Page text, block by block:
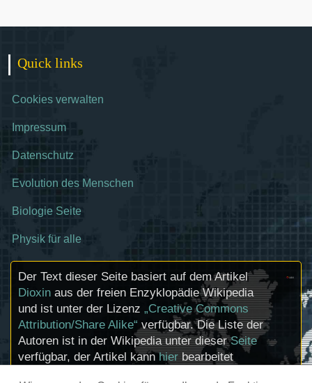
Quick links
Cookies verwalten
Impressum
Datenschutz
Evolution des Menschen
Biologie Seite
Physik für alle
Der Text dieser Seite basiert auf dem Artikel
Dioxin aus der freien Enzyklopädie Wikipedia
und ist unter der Lizenz „Creative Commons
Attribution/Share Alike“ verfügbar. Die Liste der
Autoren ist in der Wikipedia unter dieserSeite
verfügbar, der Artikel kannhierbearbeitet